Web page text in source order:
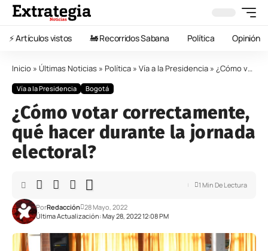
⚡️ Artículos vistos 🚂 Recorridos Sabana Política Opinión
Inicio » Últimas Noticias » Política » Vía a la Presidencia » ¿Cómo votar correctamente, qué hacer durante la jornada electoral?
Vía a la Presidencia Bogotá
¿Cómo votar correctamente,
qué hacer durante la jornada
electoral?
Última Actualización: May 28, 2022 12:08 PM
PorRedacción 28 Mayo, 2022
1 Min De Lectura